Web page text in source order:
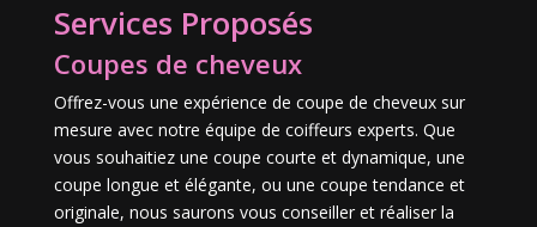
Services Proposés
Coupes de cheveux
Offrez-vous une expérience de coupe de cheveux sur
mesure avec notre équipe de coiffeurs experts. Que
vous souhaitiez une coupe courte et dynamique, une
coupe longue et élégante, ou une coupe tendance et
originale, nous saurons vous conseiller et réaliser la